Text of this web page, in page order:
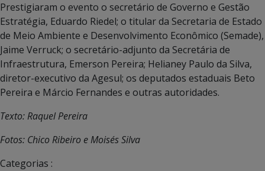
Prestigiaram o evento o secretário de Governo e Gestão
Estratégia, Eduardo Riedel; o titular da Secretaria de Estado
de Meio Ambiente e Desenvolvimento Econômico (Semade),
Jaime Verruck; o secretário-adjunto da Secretária de
Infraestrutura, Emerson Pereira; Helianey Paulo da Silva,
diretor-executivo da Agesul; os deputados estaduais Beto
Pereira e Márcio Fernandes e outras autoridades.
Texto: Raquel Pereira
Fotos: Chico Ribeiro e Moisés Silva
Categorias :